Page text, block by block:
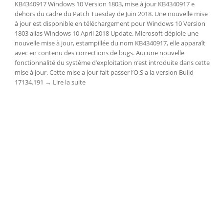
KB4340917 Windows 10 Version 1803, mise à jour KB4340917 e
dehors du cadre du Patch Tuesday de Juin 2018. Une nouvelle mise
à jour est disponible en téléchargement pour Windows 10 Version
1803 alias Windows 10 April 2018 Update. Microsoft déploie une
nouvelle mise à jour, estampillée du nom KB4340917, elle apparaît
avec en contenu des corrections de bugs. Aucune nouvelle
fonctionnalité du système d’exploitation n’est introduite dans cette
mise à jour. Cette mise a jour fait passer l’O.S a la version Build
17134.191 → Lire la suite